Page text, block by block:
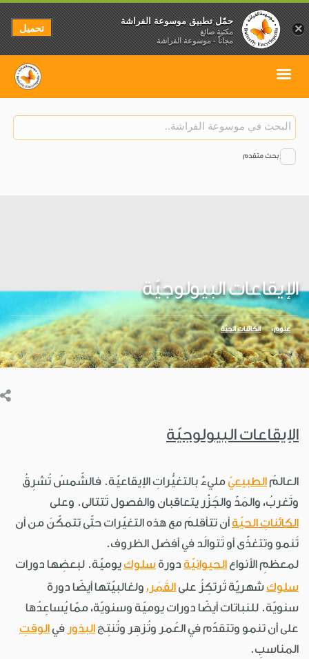
بحث متقدم
الإيقاعات البيولوجيّة
علوم الكائنات الحيّة
الإيقاعات البيولوجيّة
العالمُ الطبيعيّ مليءٌ بالتغيُّراتِ الإيقاعيّة. فالشّمسُ تُشرِقُ
وتَغربُ، والمَدّ والجَزْر يتعاقبان والفصول تَتتالى. وعلى
الكائناتِ الحيّة أن تتأقلمَ مع هذه التغيّرات حتّى تتمكّنَ من أن
تَنمو وتتغذّى أو تَتوالَد في أفضل الظروف.
لمعظمِ الأنواع الحيوانيّة دورة سلوكيوميّة. لبعضِها دورات
سلوكشهريّة تَرتكِزُ على القَمَر، ولغالبيّتها أيضًا دورة
سنويّة. للنباتات أيضًا دورات يوميّة وسنويّة، ممّا يُساعِدُها
على أن تنمو وتتقدّم في العُمر وتُزهِر وتُنتِج البذور في الوقتِ
المناسبِ.
×
حمّل تطبيق موسوعة الفراشة
مكتبة صائغ
مجاناً - موسوعة الفراشة
تحميل